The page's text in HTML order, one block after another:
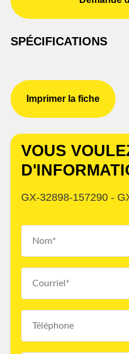
SPÉCIFICATIONS
Imprimer la fiche
VOUS
GX-32898-157290 -